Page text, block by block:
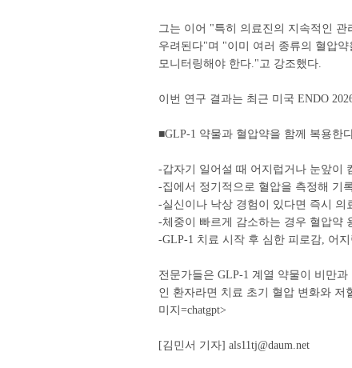
그는 이어 "특히 의료진의 지속적인 관
우려된다"며 "이미 여러 종류의 혈압
모니터링해야 한다."고 강조했다.
이번 연구 결과는 최근 미국 ENDO
■GLP-1 약물과 혈압약을 함께 복용한
-갑자기 일어설 때 어지럽거나 눈앞이
-집에서 정기적으로 혈압을 측정해 기
-실신이나 낙상 경험이 있다면 즉시 의
-체중이 빠르게 감소하는 경우 혈압약
-GLP-1 치료 시작 후 심한 피로감, 어
전문가들은 GLP-1 계열 약물이 비만
인 환자라면 치료 초기 혈압 변화와 저
미지=chatgpt>
[김민서 기자] als11tj@daum.net